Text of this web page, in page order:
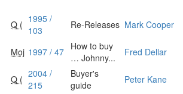
Q ( 1995 /
103
Re-Releases Mark Cooper
Moj 1997 / 47 How to buy
… Johnny...
Fred Dellar
Q ( 2004 /
215
Buyer's
guide
Peter Kane